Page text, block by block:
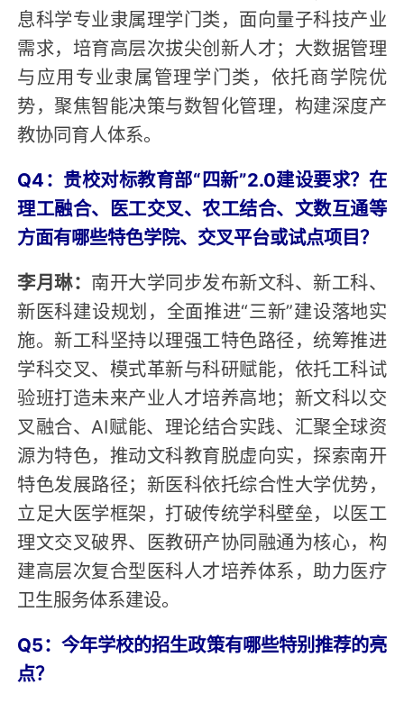
息科学专业隶属理学门类，面向量子科技产业
需求，培育高层次拔尖创新人才；大数据管理
与应用专业隶属管理学门类，依托商学院优
势，聚焦智能决策与数智化管理，构建深度产
教协同育人体系。
Q4：贵校对标教育部“四新”2.0建设要求？在
理工融合、医工交叉、农工结合、文数互通等
方面有哪些特色学院、交叉平台或试点项目？
李月琳： 南开大学同步发布新文科、新工科、
新医科建设规划，全面推进“三新”建设落地实
施。新工科坚持以理强工特色路径，统筹推进
学科交叉、模式革新与科研赋能，依托工科试
验班打造未来产业人才培养高地；新文科以交
叉融合、AI赋能、理论结合实践、汇聚全球资
源为特色，推动文科教育脱虚向实，探索南开
特色发展路径；新医科依托综合性大学优势，
立足大医学框架，打破传统学科壁垒，以医工
理文交叉破界、医教研产协同融通为核心，构
建高层次复合型医科人才培养体系，助力医疗
卫生服务体系建设。
Q5：今年学校的招生政策有哪些特别推荐的亮
点？